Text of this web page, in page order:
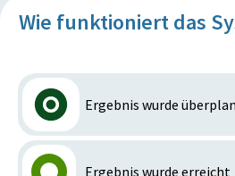
Wie funktioniert das
Ergebnis wurde
Ergebnis wurde erreicht